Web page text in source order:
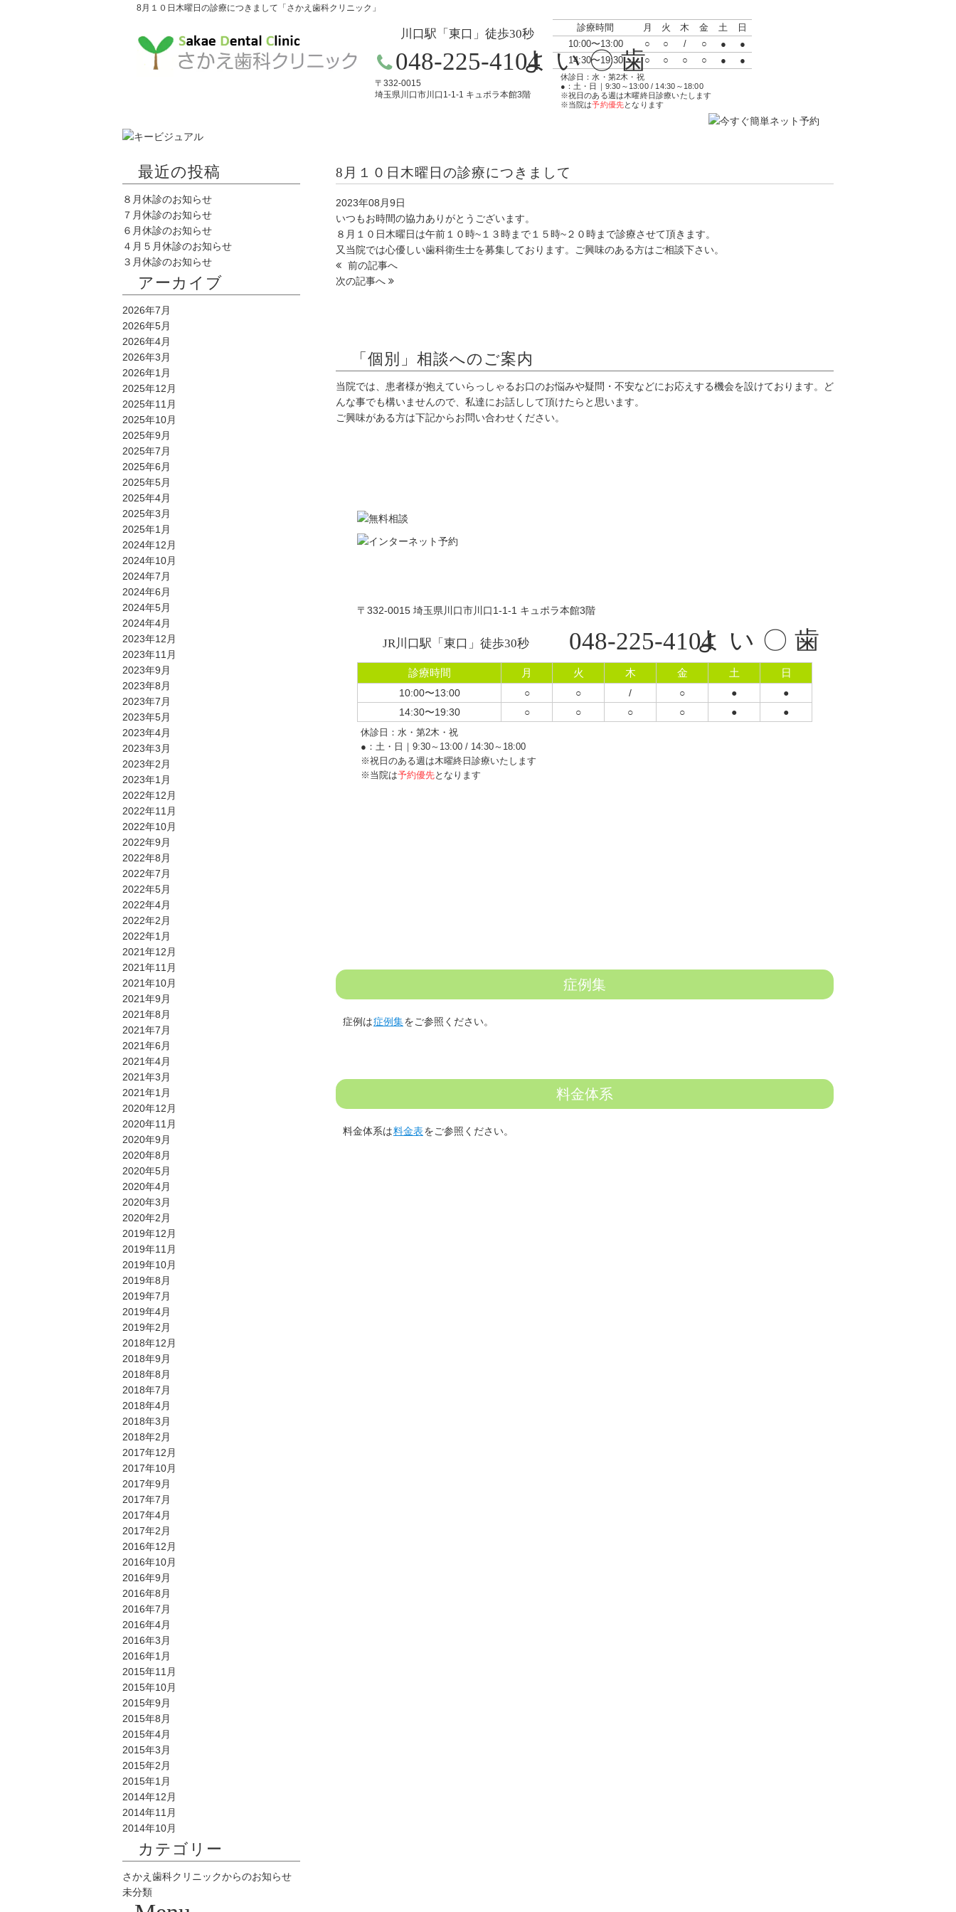
8月１０日木曜日の診療につきまして「さかえ歯科クリニック」
川口駅「東口」徒歩30秒
048-225-4104
〒332-0015
埼玉県川口市川口1-1-1 キュポラ本館3階
診療時間 月 火 木 金 土
日
10:00〜13:00
○ ○ / ○ ●
●
14:30〜19:30
○ ○ ○ ○ ● ●
休診日：水・第2木・祝
●：土・日｜9:30～13:00 / 14:30～18:00
※祝日のある週は木曜終日診療いたします
※当院は予約優先となります
最近の投稿
８月休診のお知らせ
７月休診のお知らせ
６月休診のお知らせ
４月５月休診のお知らせ
３月休診のお知らせ
アーカイブ
2026年7月
2026年5月
2026年4月
2026年3月
2026年1月
2025年12月
2025年11月
2025年10月
2025年9月
2025年7月
2025年6月
2025年5月
2025年4月
2025年3月
2025年1月
2024年12月
2024年10月
2024年7月
2024年6月
2024年5月
2024年4月
2023年12月
2023年11月
2023年9月
2023年8月
2023年7月
2023年5月
2023年4月
2023年3月
2023年2月
2023年1月
2022年12月
2022年11月
2022年10月
2022年9月
2022年8月
2022年7月
2022年5月
2022年4月
2022年2月
2022年1月
2021年12月
2021年11月
2021年10月
2021年9月
2021年8月
2021年7月
2021年6月
2021年4月
2021年3月
2021年1月
2020年12月
2020年11月
2020年9月
2020年8月
2020年5月
2020年4月
2020年3月
2020年2月
2019年12月
2019年11月
2019年10月
2019年8月
2019年7月
2019年4月
2019年2月
2018年12月
2018年9月
2018年8月
2018年7月
2018年4月
2018年3月
2018年2月
2017年12月
2017年10月
2017年9月
2017年7月
2017年4月
2017年2月
2016年12月
2016年10月
2016年9月
2016年8月
2016年7月
2016年4月
2016年3月
2016年1月
2015年11月
2015年10月
2015年9月
2015年8月
2015年4月
2015年3月
2015年2月
2015年1月
2014年12月
2014年11月
2014年10月
カテゴリー
さかえ歯科クリニックからのお知らせ
未分類
8月１０日木曜日の診療につきまして
2023年08月9日
いつもお時間の協力ありがとうございます。
８月１０日木曜日は午前１０時~１３時まで１５時~２０時まで診療させて頂きます。
又当院では心優しい歯科衛生士を募集しております。ご興味のある方はご相談下さい。
前の記事へ
次の記事へ
「個別」相談へのご案内
当院では、患者様が抱えていらっしゃるお口のお悩みや疑問・不安などにお応えする機会を設けております。ど
んな事でも構いませんので、私達にお話しして頂けたらと思います。
ご興味がある方は下記からお問い合わせください。
〒332-0015 埼玉県川口市川口1-1-1 キュポラ本館3階
JR川口駅「東口」徒歩30秒 048-225-4104
診療時間 月 火 木 金 土 日
10:00〜13:00 ○ ○ / ○ ●
●
14:30〜19:30
○ ○ ○ ○ ● ●
休診日：水・第2木・祝
●：土・日｜9:30～13:00 / 14:30～18:00
※祝日のある週は木曜終日診療いたします
※当院は予約優先となります
症例集
症例は症例集をご参照ください。
料金体系
料金体系は料金表をご参照ください。